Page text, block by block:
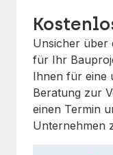
Unsicher über
für Ihr
Ihnen für eine
Beratung zur
einen Termin
Unternehmen